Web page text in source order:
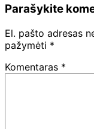
Parašykite
El. pašto adresas
pažymėti *
Komentaras *